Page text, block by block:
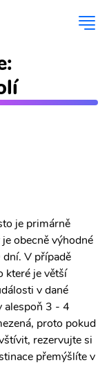
je primárně
obecně výhodné
V případě
které je větší
v dané
alespoň 3 - 4
proto pokud
rezervujte si
přemýšlíte v